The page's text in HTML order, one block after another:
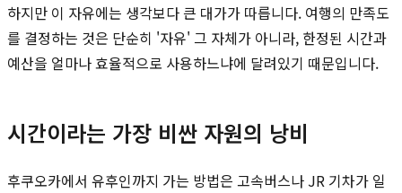
하지만 이 자유에는 생각보다 큰 대가가 따릅니다. 여행의 만족도
를 결정하는 것은 단순히 '자유' 그 자체가 아니라, 한정된 시간과
예산을 얼마나 효율적으로 사용하느냐에 달려있기 때문입니다.
시간이라는 가장 비싼 자원의 낭비
후쿠오카에서 유후인까지 가는 방법은 고속버스나 JR 기차가 일